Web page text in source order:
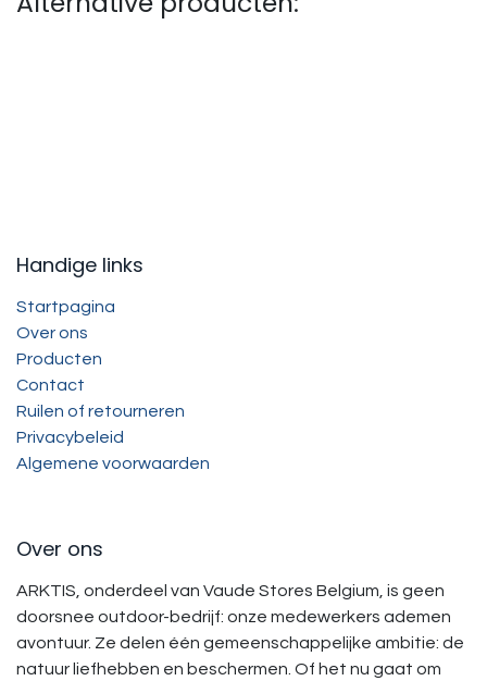
Handige links
Startpagina
Over ons
Producten
Contact
Ruilen of retourneren
Privacybeleid
Algemene voorwaarden
Over ons
ARKTIS, onderdeel van Vaude Stores Belgium, is geen
doorsnee outdoor-bedrijf: onze medewerkers ademen
avontuur. Ze delen één gemeenschappelijke ambitie: de
natuur liefhebben en beschermen. Of het nu gaat om